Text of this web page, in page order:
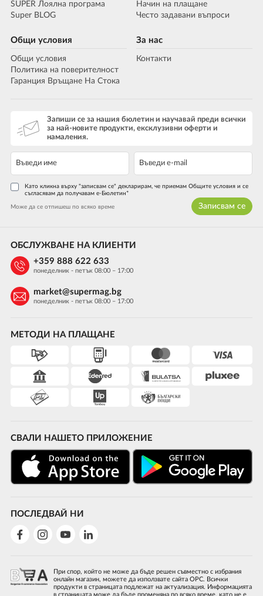
SUPER Лоялна програма
Super BLOG
Начин на плащане
Често задавани въпроси
Общи условия
Общи условия
Политика на поверителност
Гаранция Връщане На Стока
За нас
Контакти
Запиши се за нашия бюлетин и научавай преди всички
за най-новите продукти, ексклузивни оферти и
намаления.
Като кликна върху "записвам се" декларирам, че приемам Общите условия и се
съгласявам да получавам е-Бюлетин*
Може да се отпишеш по всяко време Записвам се
МЕТОДИ НА ПЛАЩАНЕ
СВАЛИ НАШЕТО ПРИЛОЖЕНИЕ
ПОСЛЕДВАЙ НИ
ОБСЛУЖВАНЕ НА КЛИЕНТИ
+359 888 622 633
понеделник - петък 08:00 – 17:00
market@supermag.bg
понеделник - петък 08:00 – 17:00
При спор, който не може да бъде решен съвместно с избрания
онлайн магазин, можете да използвате сайта ОРС. Всички
продукти в страницата подлежат на актуализация. Информацията
в страницата може да бъде променяна по всяко време, като не е